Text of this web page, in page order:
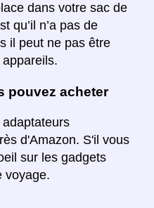
dans votre sac de
qu’il n’a pas de
il peut ne pas être
pouvez acheter
d'Amazon. S'il vous
sur les gadgets
voyage.